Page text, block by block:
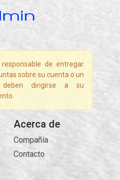
de entregar
sobre su cuenta o un
deben dirigirse a su
Acerca de
Compañía
Contacto